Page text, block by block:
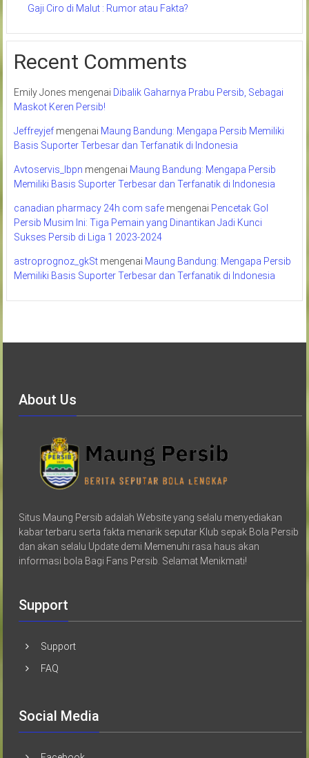
Gaji Ciro di Malut : Rumor atau Fakta?
Recent Comments
Emily Jones mengenai Dibalik Gaharnya Prabu Persib, Sebagai
Maskot Keren Persib!
Jeffreyjefmengenai Maung Bandung: Mengapa Persib Memiliki
Basis Suporter Terbesar dan Terfanatik di Indonesia
Avtoservis_lbpn mengenai Maung Bandung: Mengapa Persib
Memiliki Basis Suporter Terbesar dan Terfanatik di Indonesia
canadian pharmacy 24h com safemengenai Pencetak Gol
Persib Musim Ini: Tiga Pemain yang Dinantikan Jadi Kunci
Sukses Persib di Liga 1 2023-2024
astroprognoz_gkStmengenai Maung Bandung: Mengapa Persib
Memiliki Basis Suporter Terbesar dan Terfanatik di Indonesia
About Us
Situs Maung Persib adalah Website yang selalu menyediakan
kabar terbaru serta fakta menarik seputar Klub sepak Bola Persib
dan akan selalu Update demi Memenuhi rasa haus akan
informasi bola Bagi Fans Persib. Selamat Menikmati!
Support
Support
FAQ
Social Media